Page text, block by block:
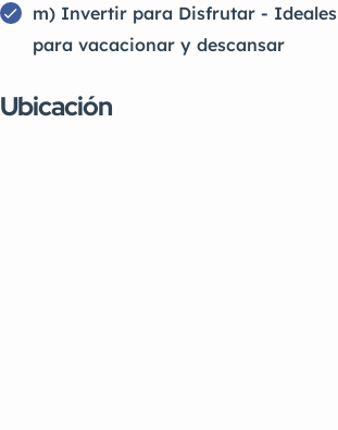
m) Invertir para Disfrutar - Ideales
para vacacionar y descansar
Ubicación